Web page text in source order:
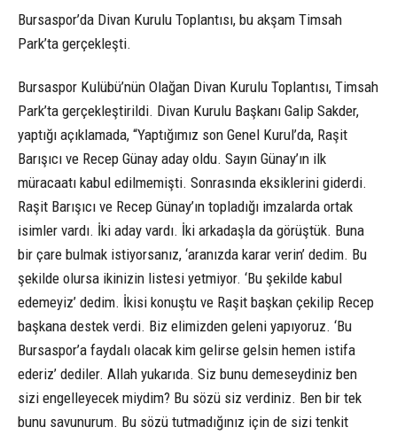
Bursaspor’da Divan Kurulu Toplantısı, bu akşam Timsah
Park’ta gerçekleşti.
Bursaspor Kulübü’nün Olağan Divan Kurulu Toplantısı, Timsah
Park’ta gerçekleştirildi. Divan Kurulu Başkanı Galip Sakder,
yaptığı açıklamada, “Yaptığımız son Genel Kurul’da, Raşit
Barışıcı ve Recep Günay aday oldu. Sayın Günay’ın ilk
müracaatı kabul edilmemişti. Sonrasında eksiklerini giderdi.
Raşit Barışıcı ve Recep Günay’ın topladığı imzalarda ortak
isimler vardı. İki aday vardı. İki arkadaşla da görüştük. Buna
bir çare bulmak istiyorsanız, ‘aranızda karar verin’ dedim. Bu
şekilde olursa ikinizin listesi yetmiyor. ‘Bu şekilde kabul
edemeyiz’ dedim. İkisi konuştu ve Raşit başkan çekilip Recep
başkana destek verdi. Biz elimizden geleni yapıyoruz. ‘Bu
Bursaspor’a faydalı olacak kim gelirse gelsin hemen istifa
ederiz’ dediler. Allah yukarıda. Siz bunu demeseydiniz ben
sizi engelleyecek miydim? Bu sözü siz verdiniz. Ben bir tek
bunu savunurum. Bu sözü tutmadığınız için de sizi tenkit